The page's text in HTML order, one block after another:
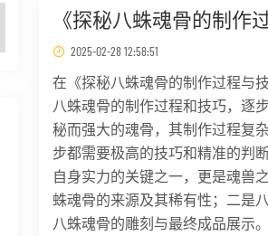
《探秘八蛛魂骨的制作
2025-02-28 12:58:51
在《探秘八蛛魂骨的制作过程与
八蛛魂骨的制作过程和技巧，逐
秘而强大的魂骨，其制作过程复
步都需要极高的技巧和精准的判
自身实力的关键之一，更是魂兽
蛛魂骨的来源及其稀有性；二是
八蛛魂骨的雕刻与最终成品展示